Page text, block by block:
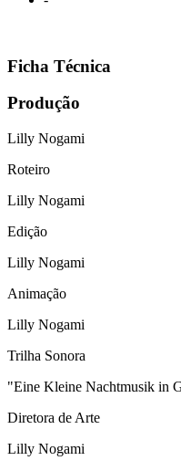
Ficha Técnica
Produção
Lilly Nogami
Roteiro
Lilly Nogami
Edição
Lilly Nogami
Animação
Lilly Nogami
Trilha Sonora
"Eine Kleine Nachtmusik in
Diretora de Arte
Lilly Nogami